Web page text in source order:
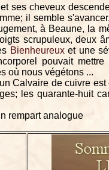
ses cheveux
il semble
à Beaune, la
scrupuleux, deux
Bienheureuxet une
pouvait
où nous végétons ...
Calvaire de cuivre
les quarante-huit
rempart analogue